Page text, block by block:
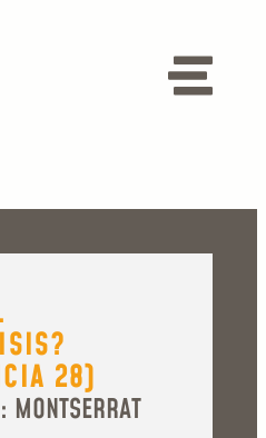
28)